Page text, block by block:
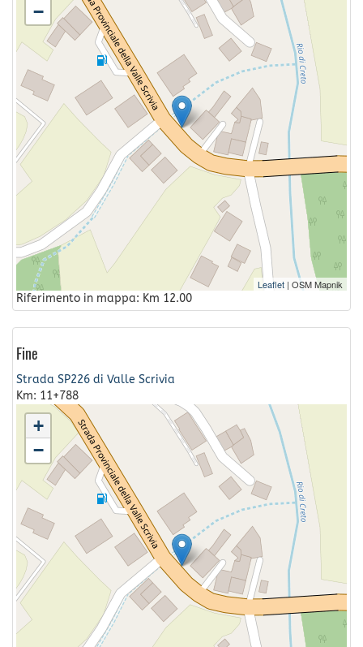
−
Leaflet | OSM Mapnik
Riferimento in mappa: Km 12.00
Fine
Strada SP226 di Valle Scrivia
Km: 11+788
+
−